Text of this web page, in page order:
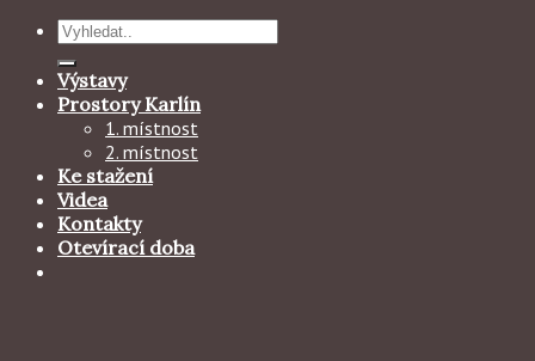
Hledat:
Výstavy
Prostory Karlín
1. místnost
2. místnost
Ke stažení
Videa
Kontakty
Otevírací doba